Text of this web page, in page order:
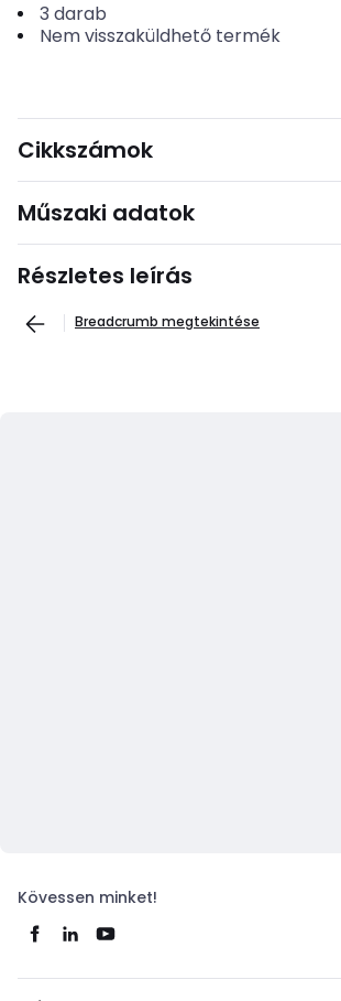
3 darab
Nem visszaküldhető termék
Cikkszámok
Műszaki adatok
Részletes leírás
Breadcrumb megtekintése
Kövessen minket!